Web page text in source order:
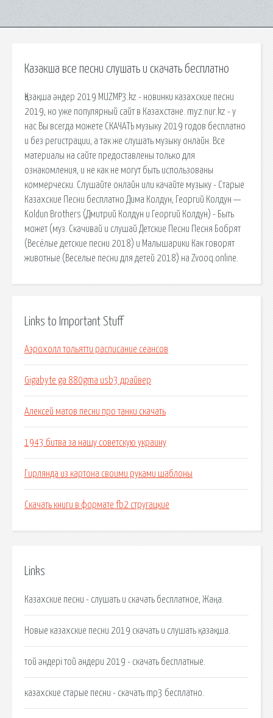
Казакша все песни слушать и скачать бесплатно
Қазақша әндер 2019 MUZMP3.kz - новинки казахские песни
2019, но уже популярный сайт в Казахстане. myz.nur.kz - у
нас Вы всегда можете СКАЧАТЬ музыку 2019 годов бесплатно
и без регистрации, а так же слушать музыку онлайн. Все
материалы на сайте предоставлены только для
ознакомления, и не как не могут быть использованы
коммерчески. Слушайте онлайн или качайте музыку - Старые
Казахские Песни бесплатно Дима Колдун, Георгий Колдун —
Koldun Brothers (Дмитрий Колдун и Георгий Колдун) - Быть
может (муз. Скачивай и слушай Детские Песни Песня Бобрят
(Весёлые детские песни 2018) и Малышарики Как говорят
животные (Веселые песни для детей 2018) на Zvooq.online.
Links to Important Stuff
Аэрохолл тольятти расписание сеансов
Gigabyte ga 880gma usb3 драйвер
Алексей матов песни про танки скачать
1943 битва за нашу советскую украину
Гирлянда из картона своими руками шаблоны
Скачать книги в формате fb2 стругацкие
Links
Казахские песни - слушать и скачать бесплатное, Жаңа.
Новые казахские песни 2019 скачать и слушать қазақша.
той әндері той андери 2019 - скачать бесплатные.
казахские старые песни - cкачать mp3 бесплатно.